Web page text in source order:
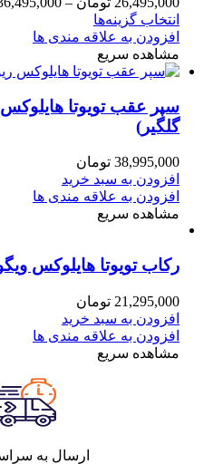
انتخاب گزینه‌ها
افزودن به علاقه مندی ها
مشاهده سریع
سپر عقب تویوتا هایلوکس
گلگیر)
38,995,000 تومان
افزودن به سبد خرید
افزودن به علاقه مندی ها
مشاهده سریع
رکاب تویوتا هایلوکس
21,295,000 تومان
افزودن به سبد خرید
افزودن به علاقه مندی ها
مشاهده سریع
ارسال به